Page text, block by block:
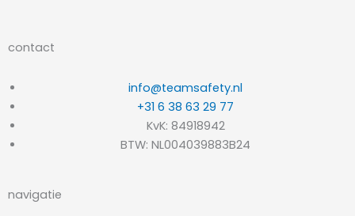
contact
info@teamsafety.nl
+31 6 38 63 29 77
KvK: 84918942
BTW: NL004039883B24
navigatie